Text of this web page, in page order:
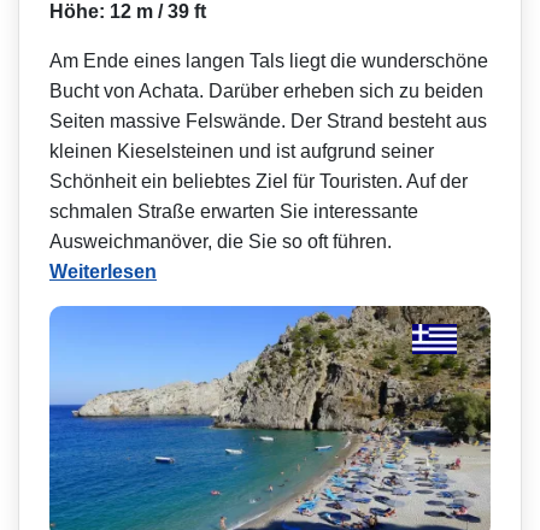
Höhe: 12 m / 39 ft
Am Ende eines langen Tals liegt die wunderschöne
Bucht von Achata. Darüber erheben sich zu beiden
Seiten massive Felswände. Der Strand besteht aus
kleinen Kieselsteinen und ist aufgrund seiner
Schönheit ein beliebtes Ziel für Touristen. Auf der
schmalen Straße erwarten Sie interessante
Ausweichmanöver, die Sie so oft führen.
Weiterlesen